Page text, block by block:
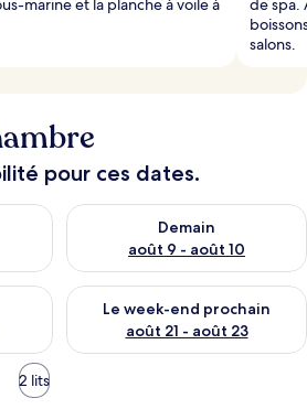
salons.
pour ces dates.
ce soir août 8 - août 9
Demain
août 9 - août 10
Vérifier la disponibilité pour
ce week-end août 14 - août 16
Le week-end prochain
août 21 - août 23
Vérifier la disponibilité pour
2 lits